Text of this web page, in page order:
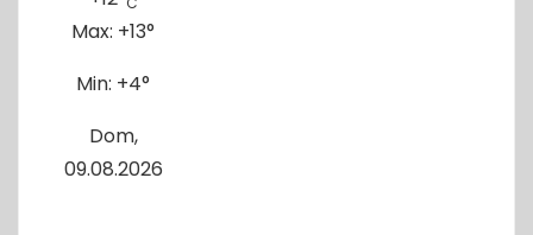
Max: +13°
Min: +4°
Dom,
09.08.2026